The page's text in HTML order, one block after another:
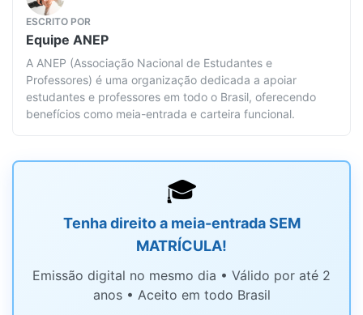
ESCRITO POR
Equipe ANEP
A ANEP (Associação Nacional de Estudantes e
Professores) é uma organização dedicada a apoiar
estudantes e professores em todo o Brasil, oferecendo
benefícios como meia-entrada e carteira funcional.
🎓
Tenha direito a meia-entrada SEM
MATRÍCULA!
Emissão digital no mesmo dia • Válido por até 2
anos • Aceito em todo Brasil